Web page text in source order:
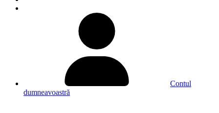
Contul
dumneavoastră